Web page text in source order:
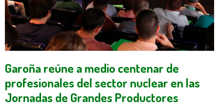
Garoña reúne a medio centenar de
profesionales del sector nuclear en las
Jornadas de Grandes Productores